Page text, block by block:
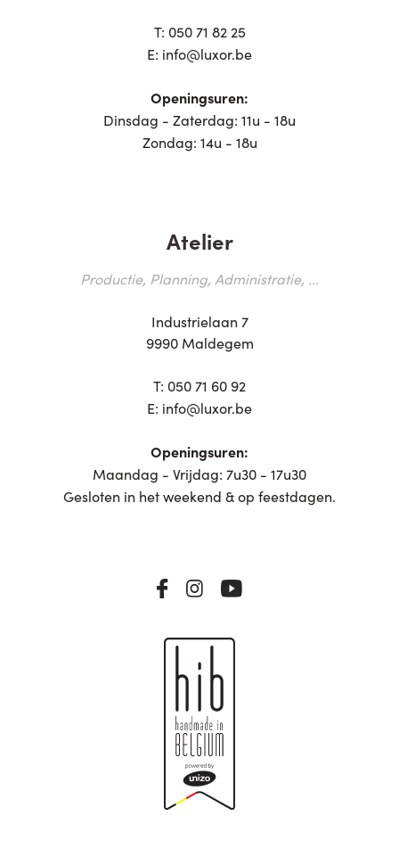
T: 050 71 82 25
E: info@luxor.be
Openingsuren:
Dinsdag - Zaterdag: 11u - 18u
Zondag: 14u - 18u
Atelier
Productie, Planning, Administratie, ...
Industrielaan 7
9990 Maldegem
T: 050 71 60 92
E: info@luxor.be
Openingsuren:
Maandag - Vrijdag: 7u30 - 17u30
Gesloten in het weekend & op feestdagen.